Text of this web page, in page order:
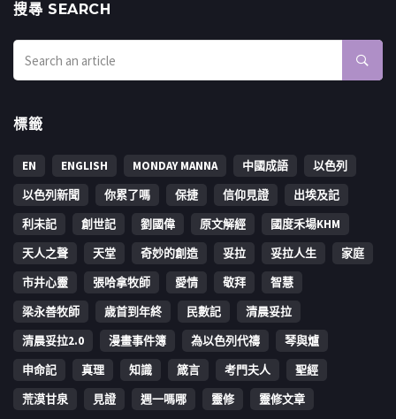
搜㝷 SEARCH
標籤
EN ENGLISH MONDAY MANNA 中國成語
以色列
以色列新聞
你累了嗎 保捷 信仰見證
出埃及記
利未記
創世記 劉國偉 原文解經
國度禾場KHM
天人之聲
天堂 奇妙的創造 妥拉 妥拉人生
家庭
市井心靈
張哈拿牧師 愛情 敬拜
智慧
梁永善牧師
歳首到年終 民數記
清晨妥拉
清晨妥拉2.0
漫畫事件簿 為以色列代禱
琴與爐
申命記
真理 知識 箴言 考門夫人
聖經
荒漠甘泉
見證 週一嗎哪 靈修 靈修文章